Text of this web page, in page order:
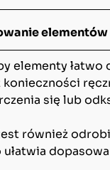
elementów
elementy łatwo
konieczności
się lub
również